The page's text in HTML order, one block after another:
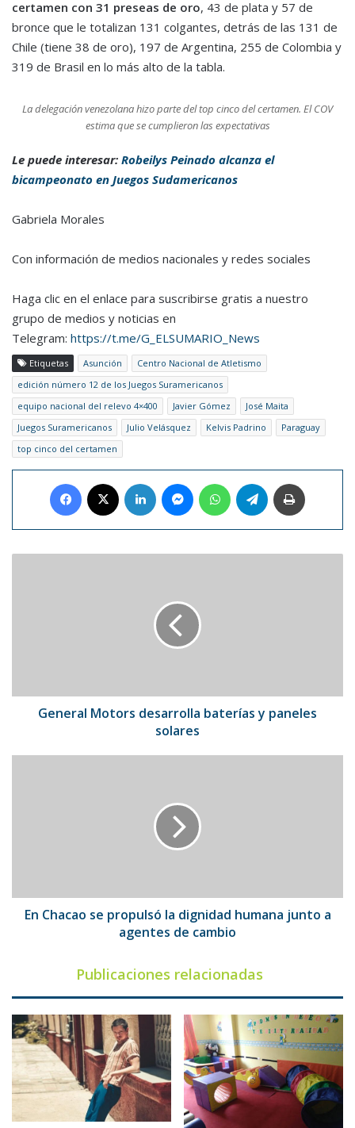
certamen con 31 preseas de oro, 43 de plata y 57 de
bronce que le totalizan 131 colgantes, detrás de las 131 de
Chile (tiene 38 de oro), 197 de Argentina, 255 de Colombia y
319 de Brasil en lo más alto de la tabla.
La delegación venezolana hizo parte del top cinco del certamen. El COV
estima que se cumplieron las expectativas
Le puede interesar: Robeilys Peinado alcanza el
bicampeonato en Juegos Sudamericanos
Gabriela Morales
Con información de medios nacionales y redes sociales
Haga clic en el enlace para suscribirse gratis a nuestro
grupo de medios y noticias en
Telegram: https://t.me/G_ELSUMARIO_News
Etiquetas Asunción
Centro Nacional de Atletismo
edición número 12 de los Juegos Suramericanos
equipo nacional del relevo 4×400
Javier Gómez
José Maita
Juegos Suramericanos
Julio Velásquez Kelvis Padrino
Paraguay
top cinco del certamen
Facebook LinkedIn MessengerWhatsAppTelegram
General Motors desarrolla baterías y paneles
solares
a
agentes
En Chacao se propulsó la dignidad humana junto a
agentes de cambio
Publicaciones relacionadas